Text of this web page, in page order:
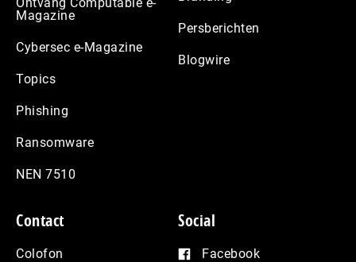
Magazine
Cybersec e-Magazine
Topics
Phishing
Ransomware
NEN 7510
Persberichten
Blogwire
Contact
Colofon
Social
Facebook